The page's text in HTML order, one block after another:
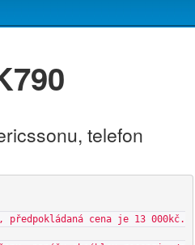
telefon
předpokládaná cena je 13 000kč.